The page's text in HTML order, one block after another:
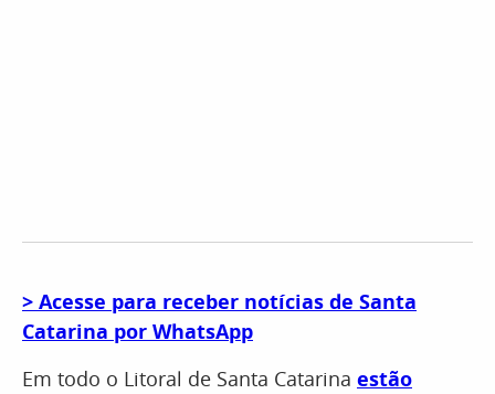
> Acesse para receber notícias de Santa
Catarina por WhatsApp
Em todo o Litoral de Santa Catarina estão